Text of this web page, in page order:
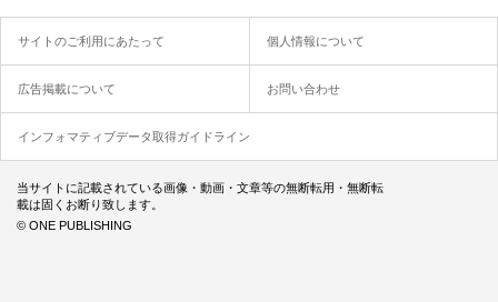
サイトのご利用にあたって 個人情報について
広告掲載について お問い合わせ
インフォマティブデータ取得ガイドライン
当サイトに記載されている画像・動画・文章等の無断転用・無断転
載は固くお断り致します。
© ONE PUBLISHING